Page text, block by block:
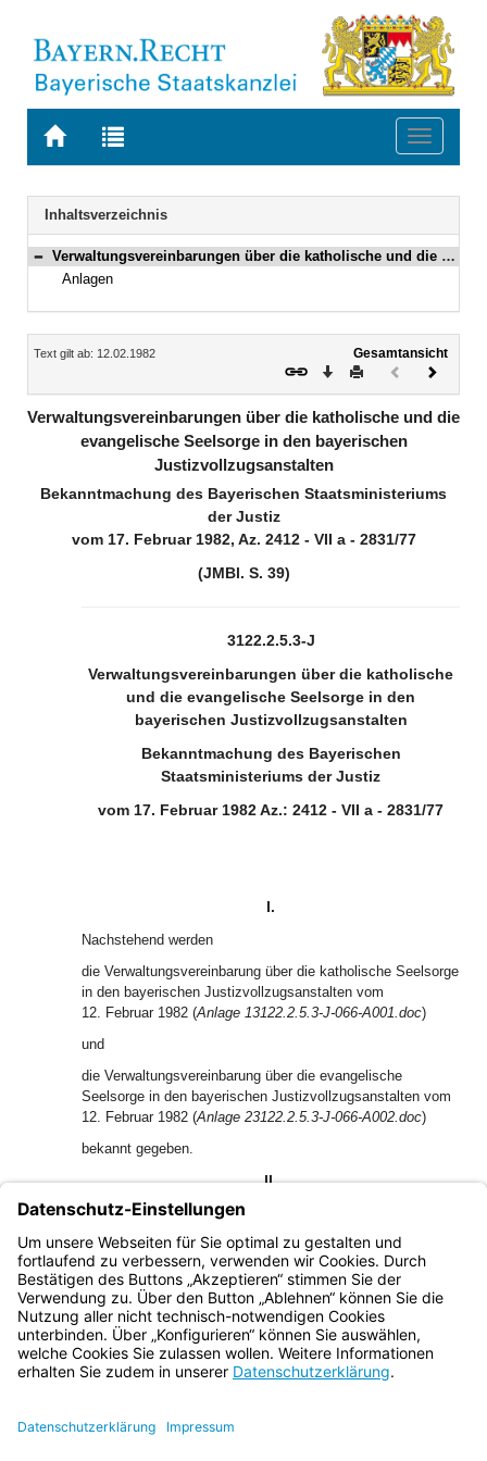
Zur
BAYERN.RECHT
Zur
letzten
Suche
Toggle
Navigation
Inhaltsverzeichnis
Bereich reduzieren
Verwaltungsvereinbarungen über die katholische und die evangelische Seelsorge in den bayerischen Justizvollzugsanstalten
Anlagen
Inhalt
Text gilt ab: 12.02.1982
Gesamtansicht
Download
DruckenVorheriges
Verwaltungsvereinbarungen über die katholische und die
evangelische Seelsorge in den bayerischen
Justizvollzugsanstalten
Bekanntmachung des Bayerischen Staatsministeriums
der Justiz
vom 17. Februar 1982, Az. 2412 - VII a - 2831/77
(JMBl. S. 39)
3122.2.5.3-J
Verwaltungsvereinbarungen über die katholische
und die evangelische Seelsorge in den
bayerischen Justizvollzugsanstalten
Bekanntmachung des Bayerischen
Staatsministeriums der Justiz
vom 17. Februar 1982 Az.: 2412 - VII a - 2831/77
I.
Nachstehend werden
die Verwaltungsvereinbarung über die katholische Seelsorge
in den bayerischen Justizvollzugsanstalten vom
12. Februar 1982 (Anlage 13122.2.5.3-J-066-A001.doc)
und
die Verwaltungsvereinbarung über die evangelische
Seelsorge in den bayerischen Justizvollzugsanstalten vom
12. Februar 1982 (Anlage 23122.2.5.3-J-066-A002.doc)
bekannt gegeben.
II.
Diese Bekanntmachung tritt rückwirkend am
12. Februar 1982 in Kraft.
Bayern.de
BayernPortal
Impressum